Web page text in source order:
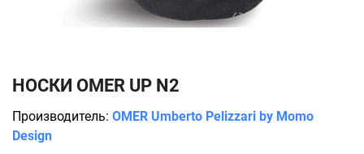
НОСКИ OMER UP N2
Производитель: OMER Umberto Pelizzari by Momo
Design